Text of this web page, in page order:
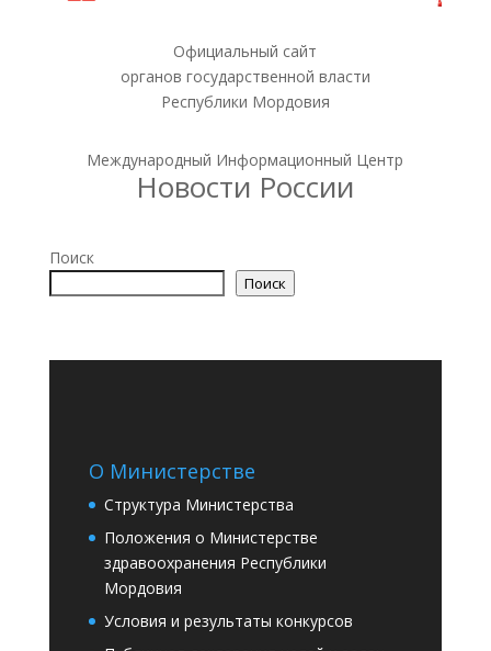
Официальный сайт
органов государственной власти
Республики Мордовия
Международный Информационный Центр
Новости России
Поиск
Поиск
О Министерстве
Структура Министерства
Положения о Министерстве
здравоохранения Республики
Мордовия
Условия и результаты конкурсов